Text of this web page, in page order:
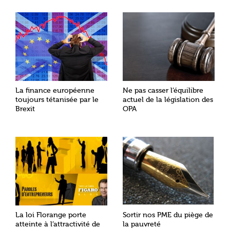
La finance européenne
toujours tétanisée par le
Brexit
Ne pas casser l’équilibre
actuel de la législation des
OPA
La loi Florange porte
atteinte à l’attractivité de
Sortir nos PME du piège de
la pauvreté